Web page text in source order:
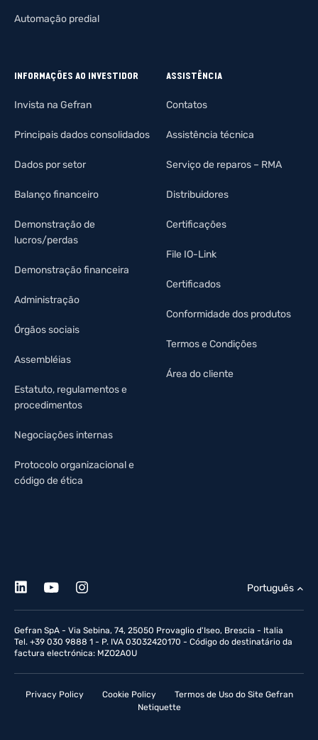
Automação predial
INFORMAÇÕES AO INVESTIDOR
Invista na Gefran
Principais dados consolidados
Dados por setor
Balanço financeiro
Demonstração de
lucros/perdas
Demonstração financeira
Administração
Órgãos sociais
Assembléias
Estatuto, regulamentos e
procedimentos
Negociações internas
Protocolo organizacional e
código de ética
ASSISTÊNCIA
Contatos
Assistência técnica
Serviço de reparos – RMA
Distribuidores
Certificações
File IO-Link
Certificados
Conformidade dos produtos
Termos e Condições
Área do cliente
Gefran SpA - Via Sebina, 74, 25050 Provaglio d'Iseo, Brescia - Italia
Tel. +39 030 9888 1 - P. IVA 03032420170 - Código do destinatário da
factura electrónica: MZO2A0U
Português
Privacy Policy Cookie Policy
Termos de Uso do Site Gefran
Netiquette